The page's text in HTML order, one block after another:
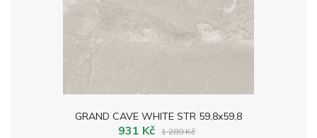
GRAND CAVE WHITE STR 59,8x59,8
931 Kč 1 289 Kč